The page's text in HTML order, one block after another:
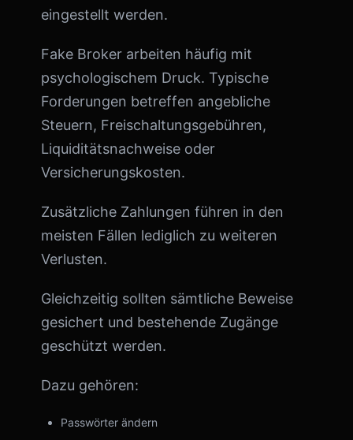
eingestellt werden.
Fake Broker arbeiten häufig mit
psychologischem Druck. Typische
Forderungen betreffen angebliche
Steuern, Freischaltungsgebühren,
Liquiditätsnachweise oder
Versicherungskosten.
Zusätzliche Zahlungen führen in den
meisten Fällen lediglich zu weiteren
Verlusten.
Gleichzeitig sollten sämtliche Beweise
gesichert und bestehende Zugänge
geschützt werden.
Dazu gehören:
Passwörter ändern